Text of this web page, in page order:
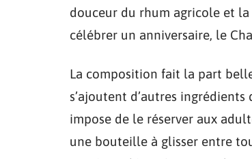
douceur du rhum agricole et
célébrer un anniversaire, le
La composition fait la part
s’ajoutent d’autres
impose de le réserver aux
une bouteille à glisser entre